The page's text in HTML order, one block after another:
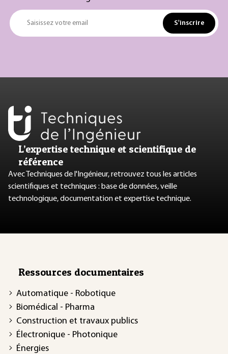
Saisissez votre email S'inscrire
L’expertise technique et scientifique de
référence
Avec Techniques de l'Ingénieur, retrouvez tous les articles
scientifiques et techniques : base de données, veille
technologique, documentation et expertise technique.
Ressources documentaires
Automatique - Robotique
Biomédical - Pharma
Construction et travaux publics
Électronique - Photonique
Énergies